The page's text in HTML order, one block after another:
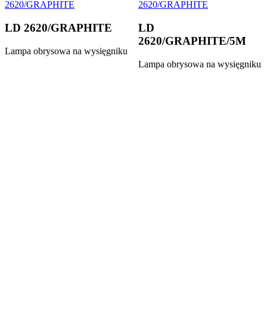
LD 2620/GRAPHITE
Lampa obrysowa na wysięgniku
LD
2620/GRAPHITE/5M
Lampa obrysowa na wysięgniku